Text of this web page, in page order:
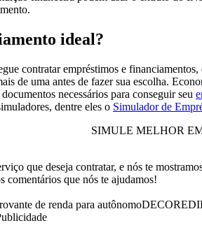
ideal?
contratar empréstimos e
de uma antes de fazer sua escolha.
necessários para conseguir seu
dentre eles o Simulador de
SIMULE MELHOR
que deseja contratar, e nós te
comentários que nós te ajudamos!
de renda para autônomoDECORE